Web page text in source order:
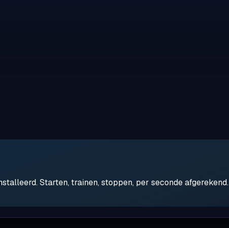
Starten, trainen, stoppen, per seconde afgerekend.